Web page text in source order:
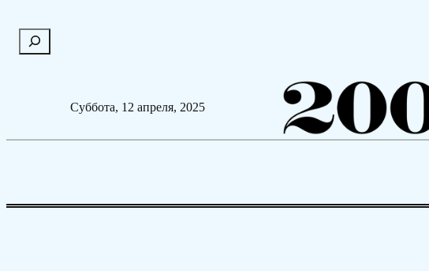
о
Суббота, 12 апреля, 2025